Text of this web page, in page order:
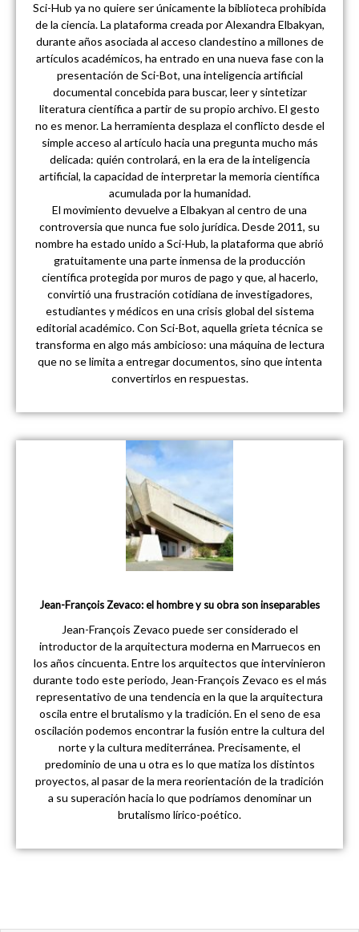
Sci-Hub ya no quiere ser únicamente la biblioteca prohibida
de la ciencia. La plataforma creada por Alexandra Elbakyan,
durante años asociada al acceso clandestino a millones de
artículos académicos, ha entrado en una nueva fase con la
presentación de Sci-Bot, una inteligencia artificial
documental concebida para buscar, leer y sintetizar
literatura científica a partir de su propio archivo. El gesto
no es menor. La herramienta desplaza el conflicto desde el
simple acceso al artículo hacia una pregunta mucho más
delicada: quién controlará, en la era de la inteligencia
artificial, la capacidad de interpretar la memoria científica
acumulada por la humanidad.
El movimiento devuelve a Elbakyan al centro de una
controversia que nunca fue solo jurídica. Desde 2011, su
nombre ha estado unido a Sci-Hub, la plataforma que abrió
gratuitamente una parte inmensa de la producción
científica protegida por muros de pago y que, al hacerlo,
convirtió una frustración cotidiana de investigadores,
estudiantes y médicos en una crisis global del sistema
editorial académico. Con Sci-Bot, aquella grieta técnica se
transforma en algo más ambicioso: una máquina de lectura
que no se limita a entregar documentos, sino que intenta
convertirlos en respuestas.
Jean-François Zevaco: el hombre y su obra son inseparables
Jean-François Zevaco puede ser considerado el
introductor de la arquitectura moderna en Marruecos en
los años cincuenta. Entre los arquitectos que intervinieron
durante todo este periodo, Jean-François Zevaco es el más
representativo de una tendencia en la que la arquitectura
oscila entre el brutalismo y la tradición. En el seno de esa
oscilación podemos encontrar la fusión entre la cultura del
norte y la cultura mediterránea. Precisamente, el
predominio de una u otra es lo que matiza los distintos
proyectos, al pasar de la mera reorientación de la tradición
a su superación hacia lo que podríamos denominar un
brutalismo lírico-poético.